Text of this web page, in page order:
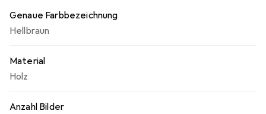
Genaue Farbbezeichnung
Hellbraun
Material
Holz
Anzahl Bilder